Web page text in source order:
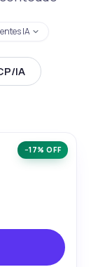
IA
IA
−17% OFF